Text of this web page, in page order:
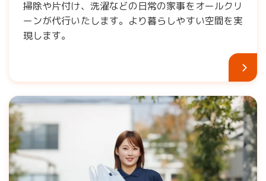
掃除や片付け、洗濯などの日常の家事をオールクリ
ーンが代行いたします。より暮らしやすい空間を実
現します。